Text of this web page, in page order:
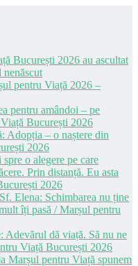
București 2026 au ascultat
pentru Viață 2026 –
pentru amândoi – pe
București 2026
Adopția – o naștere din
2026
o alegere pe care
Prin distanță. Eu asta
2026
Elena: Schimbarea nu ține
îți pasă / Marșul pentru
dă viață. Să nu ne
Viață București 2026
Marșul pentru Viață spunem